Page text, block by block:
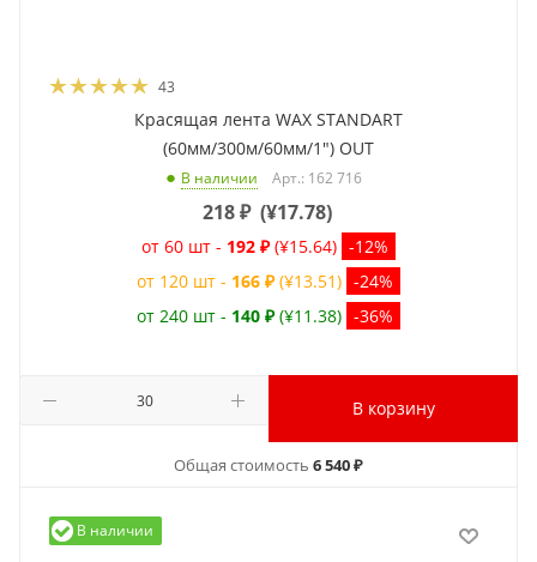
43
Красящая лента WAX STANDART
(60мм/300м/60мм/1") OUT
В наличии Арт.: 162 716
218₽ (¥17.78)
от 60 шт - 192 ₽ (¥15.64) -12%
от 120 шт - 166 ₽ (¥13.51) -24%
от 240 шт - 140 ₽ (¥11.38) -36%
В корзину
Общая стоимость 6 540 ₽
В наличии